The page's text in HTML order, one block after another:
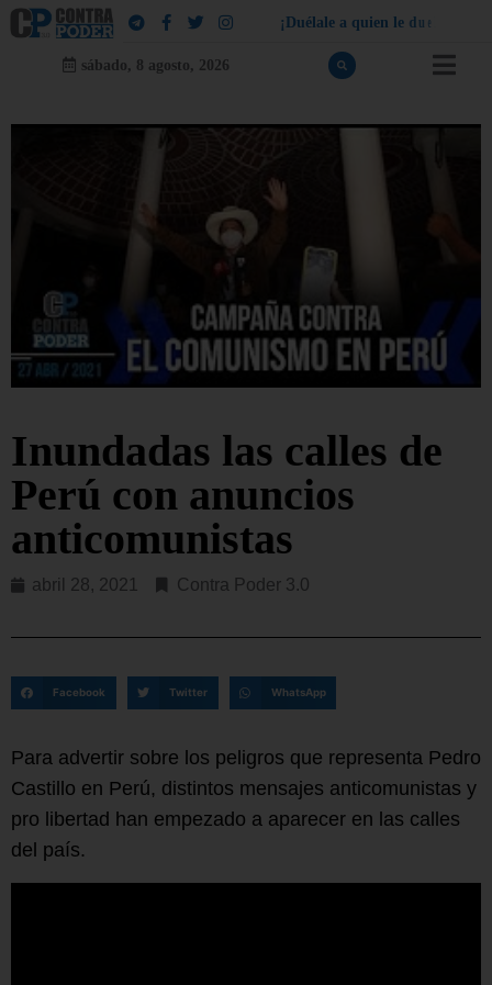
¡ Dué a e a quien e d u e
sábado, 8 agosto, 2026
Inundadas las calles de
Perú con anuncios
anticomunistas
abril 28, 2021 Contra Poder 3.0
Facebook Twitter WhatsApp
Para advertir sobre los peligros que representa Pedro
Castillo en Perú, distintos mensajes anticomunistas y
pro libertad han empezado a aparecer en las calles
del país.